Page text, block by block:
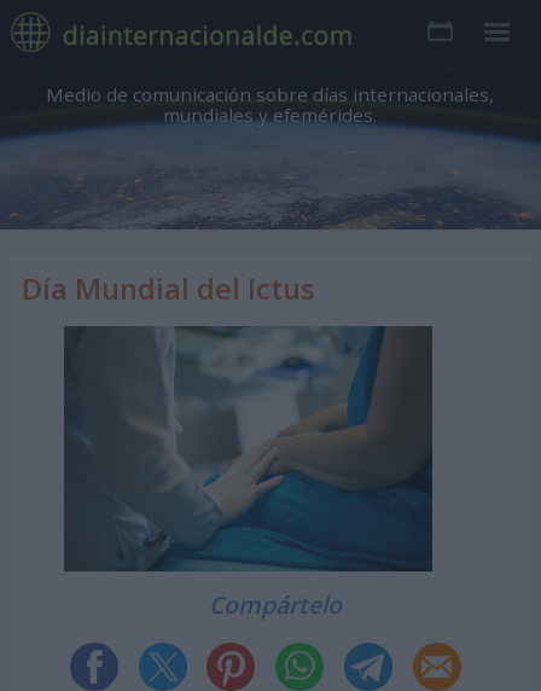
Medio de comunicación sobre días internacionales,
mundiales y efemérides.
Día Mundial del Ictus
Compártelo